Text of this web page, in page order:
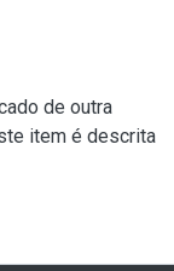
de outra
item é descrita